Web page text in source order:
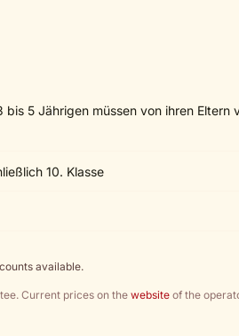
bis 5 Jährigen müssen von ihren Eltern
10. Klasse
available.
Current prices on the website of the